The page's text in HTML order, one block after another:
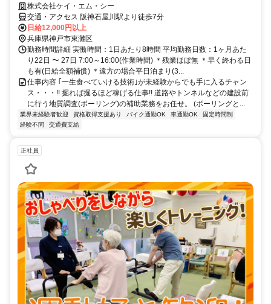
株式会社ケイ・エム・シー
交通・アクセス 阪神石屋川駅より徒歩7分
日給12,000円以上
兵庫県神戸市東灘区
勤務時間詳細 実働時間：1日あたり8時間 平均勤務日数：1ヶ月あた
り22日 〜 27日 7:00～16:00(作業時間) ＊残業ほぼ無 ＊早く終わる日
も有(日給全額補償) ＊遠方の場合平日泊まり(3...
仕事内容 ｢一生食べていける技術｣が未経験からでも手に入るチャン
ス・・・!! 掘れば掘るほど稼げる仕事!! 道路やトンネルなどの建設前
に行う地質調査(ボーリング)の補助業務をお任せ。 (ボーリングと...
業界未経験者歓迎 資格取得支援あり バイク通勤OK 車通勤OK
固定時間制
経験不問
交通費支給
正社員